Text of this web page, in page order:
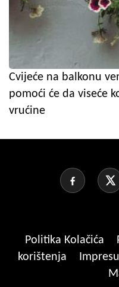
Cvijeće na balkonu
pomoći će da viseće
vrućine
Politika Kolačića
korištenja